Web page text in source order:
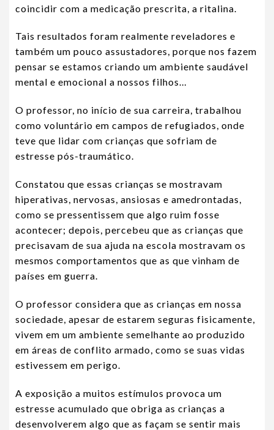
coincidir com a medicação prescrita, a ritalina.
Tais resultados foram realmente reveladores e
também um pouco assustadores, porque nos fazem
pensar se estamos criando um ambiente saudável
mental e emocional a nossos filhos…
O professor, no início de sua carreira, trabalhou
como voluntário em campos de refugiados, onde
teve que lidar com crianças que sofriam de
estresse pós-traumático.
Constatou que essas crianças se mostravam
hiperativas, nervosas, ansiosas e amedrontadas,
como se pressentissem que algo ruim fosse
acontecer; depois, percebeu que as crianças que
precisavam de sua ajuda na escola mostravam os
mesmos comportamentos que as que vinham de
países em guerra.
O professor considera que as crianças em nossa
sociedade, apesar de estarem seguras fisicamente,
vivem em um ambiente semelhante ao produzido
em áreas de conflito armado, como se suas vidas
estivessem em perigo.
A exposição a muitos estímulos provoca um
estresse acumulado que obriga as crianças a
desenvolverem algo que as façam se sentir mais